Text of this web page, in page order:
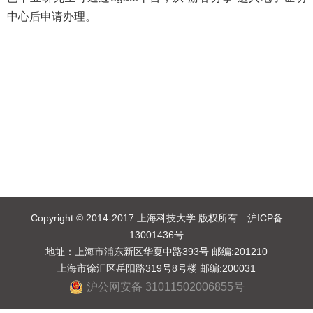
中心后申请办理。
Copyright © 2014-2017 上海科技大学 版权所有 沪ICP备
13001436号
地址：上海市浦东新区华夏中路393号 邮编:201210
上海市徐汇区岳阳路319号8号楼 邮编:200031
沪公网安备 31011502006855号